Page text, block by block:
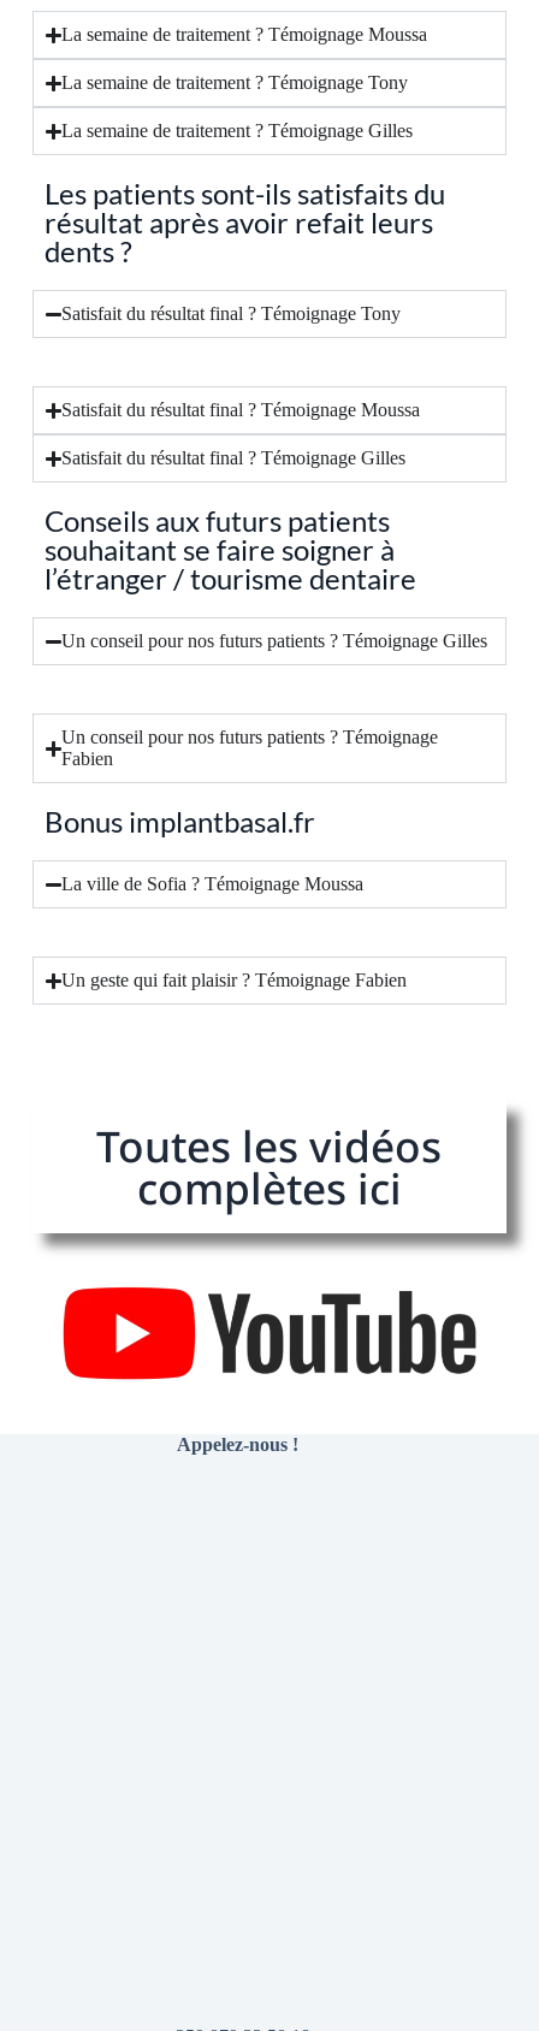
La semaine de traitement ? Témoignage Moussa
La semaine de traitement ? Témoignage Tony
La semaine de traitement ? Témoignage Gilles
Les patients sont-ils satisfaits du
résultat après avoir refait leurs
dents ?
Satisfait du résultat final ? Témoignage Tony
Satisfait du résultat final ? Témoignage Moussa
Satisfait du résultat final ? Témoignage Gilles
Conseils aux futurs patients
souhaitant se faire soigner à
l’étranger / tourisme dentaire
Un conseil pour nos futurs patients ? Témoignage Gilles
Un conseil pour nos futurs patients ? Témoignage
Fabien
Bonus implantbasal.fr
La ville de Sofia ? Témoignage Moussa
Un geste qui fait plaisir ? Témoignage Fabien
Toutes les vidéos
complètes ici
Appelez-nous !